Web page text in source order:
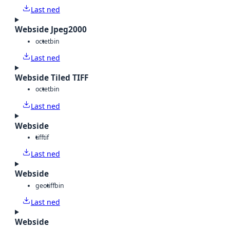
Last ned
Webside Jpeg2000
octetbin
Last ned
Webside Tiled TIFF
octetbin
Last ned
Webside
tifftif
Last ned
Webside
geotiffbin
Last ned
Webside